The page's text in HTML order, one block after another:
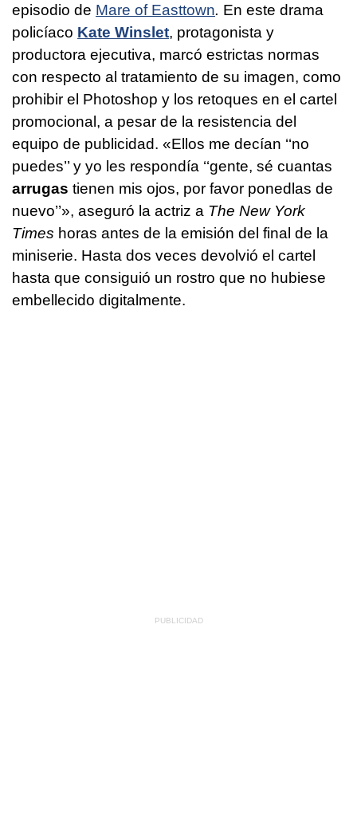
episodio de Mare of Easttown. En este drama
policíaco Kate Winslet, protagonista y
productora ejecutiva, marcó estrictas normas
con respecto al tratamiento de su imagen, como
prohibir el Photoshop y los retoques en el cartel
promocional, a pesar de la resistencia del
equipo de publicidad. «Ellos me decían ‘‘no
puedes’’ y yo les respondía ‘‘gente, sé cuantas
arrugas tienen mis ojos, por favor ponedlas de
nuevo’’», aseguró la actriz a The New York
Times horas antes de la emisión del final de la
miniserie. Hasta dos veces devolvió el cartel
hasta que consiguió un rostro que no hubiese
embellecido digitalmente.